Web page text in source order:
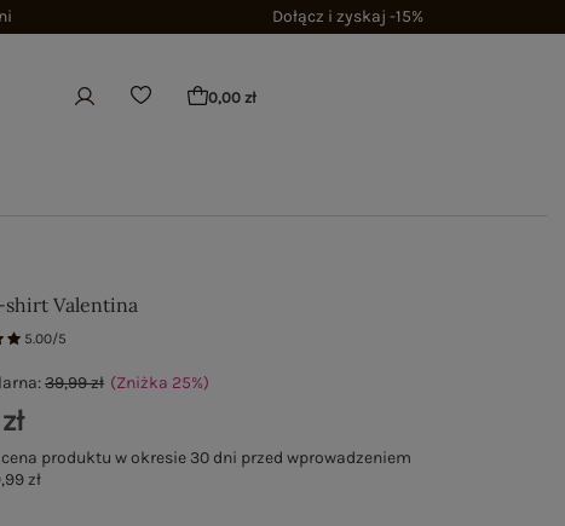
Dołącz i zyskaj -15%
0,00 zł
shirt Valentina
5.00/5
39,99 zł (Zniżka 25%)
produktu w okresie 30 dni przed wprowadzeniem
zł